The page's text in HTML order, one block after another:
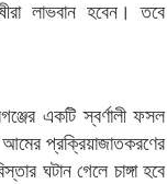
লাভবান হবেন। তবে
একটি স্বর্ণালী ফসল
প্রক্রিয়াজাতকরণের
ঘটান গেলে চাঙ্গা হবে